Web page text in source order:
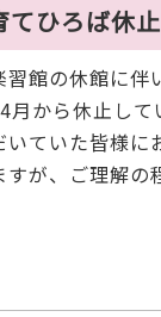
てひろば休
館の休館に伴
から休止して
ていた皆様に
が、ご理解の